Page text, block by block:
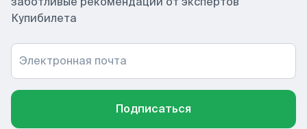
Купибилета
Электронная почта
Подписаться